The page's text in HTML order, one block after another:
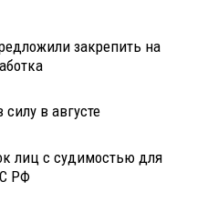
закрепить на
в августе
лиц с судимостью для
РФ